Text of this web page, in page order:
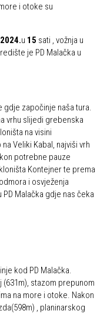
i otoke su
u 15 sati , vožnja u
je PD Malačka u
gdje započinje naša tura.
vrhu slijedi grebenska
na visini
Veliki Kabal, najviši vrh
potrebne pauze
Kontejner te prema
i osvježenja
Malačka gdje nas čeka
kod PD Malačka.
(631m), stazom prepunom
na more i otoke. Nakon
, planinarskog